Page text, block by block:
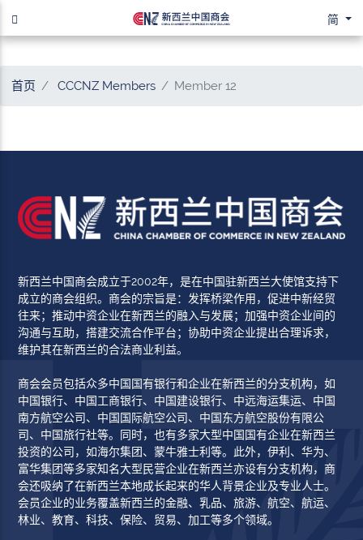
简
首页 CCCNZ Members Member 12
新西兰中国商会成立于2002年，是在中国驻新西兰大使馆支持下
成立的商会组织。商会的宗旨是：发挥桥梁作用，促进中新经贸
往来；推动中资企业在新西兰的融入与发展；加强中资企业间的
沟通与互助，搭建交流合作平台；协助中资企业提出合理诉求，
维护其在新西兰的合法商业利益。
商会会员包括众多中国国有银行和企业在新西兰的分支机构，如
中国银行、中国工商银行、中国建设银行、中远海运集运、中国
南方航空公司、中国国际航空公司、中国东方航空股份有限公
司、中国旅行社等。同时，也有多家大型中国国有企业在新西兰
投资的公司，如海尔集团、蒙牛雅士利等。此外，伊利、华为、
富华集团等多家知名大型民营企业在新西兰亦设有分支机构，商
会还吸纳了在新西兰本地成长起来的华人背景企业及专业人士。
会员企业的业务覆盖新西兰的金融、乳品、旅游、航空、航运、
林业、教育、科技、保险、贸易、加工等多个领域。